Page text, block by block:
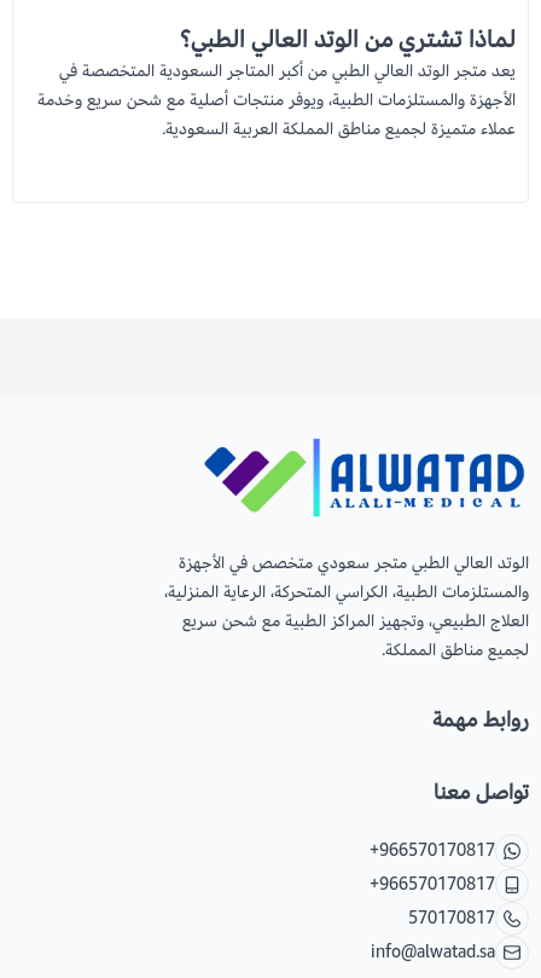
لماذا تشتري من الوتد العالي الطبي؟
يعدمتجر الوتد العالي الطبيمن أكبر المتاجر السعودية المتخصصة في
الأجهزة والمستلزمات الطبية، ويوفر منتجات أصلية مع شحن سريع وخدمة
عملاء متميزة لجميع مناطق المملكة العربية السعودية.
الوتد العالي الطبي متجر سعودي متخصص في الأجهزة
والمستلزمات الطبية، الكراسي المتحركة، الرعاية المنزلية،
العلاج الطبيعي، وتجهيز المراكز الطبية مع شحن سريع
لجميع مناطق المملكة.
روابط مهمة
تواصل معنا
+966570170817
+966570170817
570170817
info@alwatad.sa